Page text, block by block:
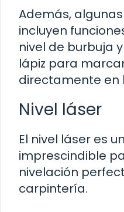
Además,
incluyen
nivel de burbuja
lápiz para
directamente en
Nivel láser
El nivel láser es
imprescindible
nivelación
carpintería.